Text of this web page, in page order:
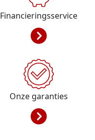
Financieringsservice
Onze garanties